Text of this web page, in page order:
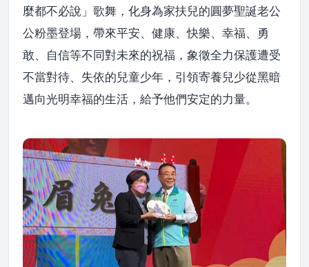
麼都不必說」歌舞，化身為家扶兒的圓夢聖誕老公
公粉墨登場，帶來平安、健康、快樂、幸福、勇
敢、自信等不同對未來的祝福，象徵全力保護遭受
不當對待、失依的兒童少年，引領寄養兒少從黑暗
邁向光明幸福的生活，給予他們安定的力量。